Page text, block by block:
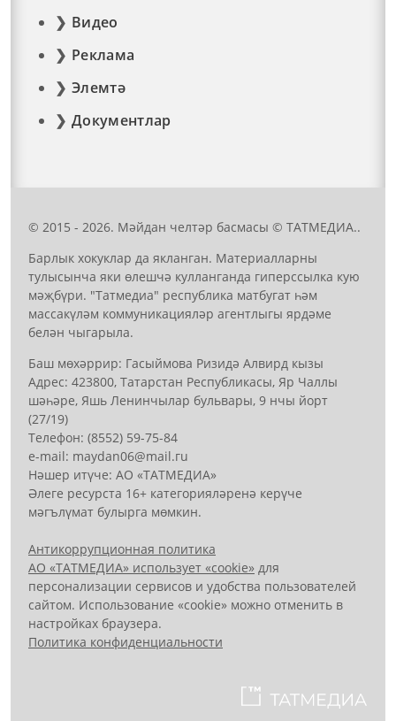
Видео
Реклама
Элемтә
Документлар
© 2015 - 2026. Мәйдан челтәр басмасы © ТАТМЕДИА..
Барлык хокуклар да якланган. Материалларны
тулысынча яки өлешчә кулланганда гиперссылка кую
мәҗбүри. "Татмедиа" республика матбугат һәм
массакүләм коммуникацияләр агентлыгы ярдәме
белән чыгарыла.
Баш мөхәррир: Гасыймова Ризидә Алвирд кызы
Адрес: 423800, Татарстан Республикасы, Яр Чаллы
шәһәре, Яшь Ленинчылар бульвары, 9 нчы йорт
(27/19)
Телефон: (8552) 59-75-84
е-mail: mауdаn06@mail.гu
Нәшер итүче: АО «ТАТМЕДИА»
Әлеге ресурста 16+ категорияләренә керүче
мәгълүмат булырга мөмкин.
Антикоррупционная политика
АО «ТАТМЕДИА» использует «cookie» для
персонализации сервисов и удобства пользователей
сайтом. Использование «cookie» можно отменить в
настройках браузера.
Политика конфиденциальности